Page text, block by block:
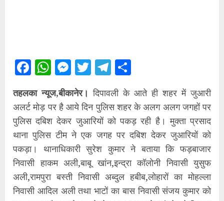
Facebook
WhatsApp
Messenger
TwitterTelegram
तहलका न्यूज,बीकानेर। दिपावली के आते ही शहर में जुआरी
अलर्ट मोड़ पर है आये दिन पुलिस शहर के अलग अलग जगहों पर
पुलिस दबिश देकर जुआरियों को पकड़ रही है। मुक्ता प्रसाद
थाना पुलिस टीम ने एक जगह पर दबिश देकर जुआरियों को
पकड़ा। थानाधिकारी सुरेश कुमार ने बताया कि फड़बाजार
निवासी हाकम अली,बाबू खांन,इन्द्रा कॉलोनी निवासी युसुफ
अली,रामपुरा बस्ती निवासी अब्दुल हबीब,लोहारों का मोहल्ला
निवासी आदिल अली तथा भाटों का बास निवासी संजय कुमार को